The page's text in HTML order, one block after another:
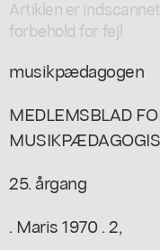
Artiklen er
forbehold for fejl
musikpædagogen
MEDLEMSBLAD
25. årgang
. Maris 1970 . 2,